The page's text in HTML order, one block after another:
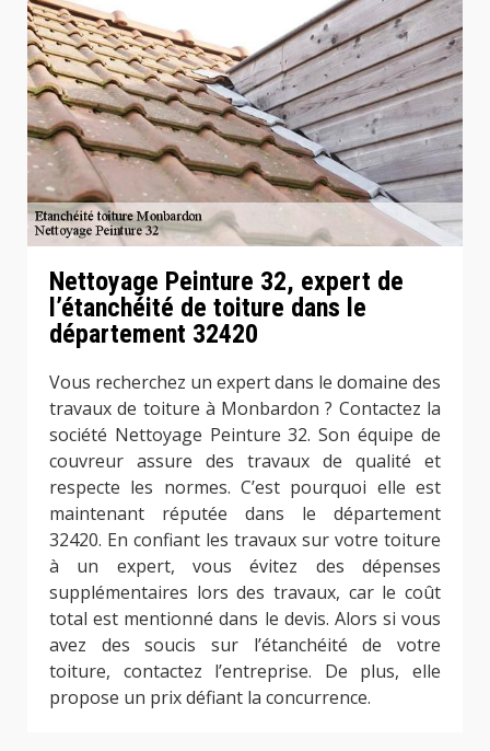
Nettoyage Peinture 32, expert de
l’étanchéité de toiture dans le
département 32420
Vous recherchez un expert dans le domaine des
travaux de toiture à Monbardon ? Contactez la
société Nettoyage Peinture 32. Son équipe de
couvreur assure des travaux de qualité et
respecte les normes. C’est pourquoi elle est
maintenant réputée dans le département
32420. En confiant les travaux sur votre toiture
à un expert, vous évitez des dépenses
supplémentaires lors des travaux, car le coût
total est mentionné dans le devis. Alors si vous
avez des soucis sur l’étanchéité de votre
toiture, contactez l’entreprise. De plus, elle
propose un prix défiant la concurrence.